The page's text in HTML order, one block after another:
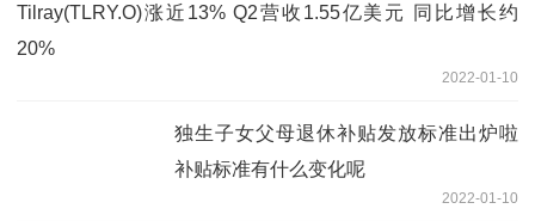
Tilray(TLRY.O)涨近13% Q2营收1.55亿美元 同比增长约
20%
2022-01-10
独生子女父母退休补贴发放标准出炉啦
补贴标准有什么变化呢
2022-01-10